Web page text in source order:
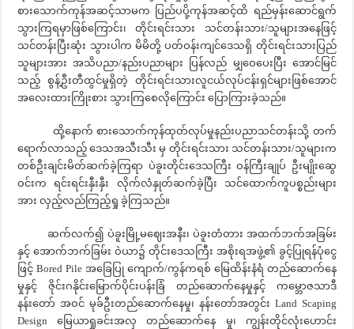
စားသောက်ကုန်အဆင့်သာမက ပြည်ပပို့ကုန်အဆင့်ထိ ရည်မှန်းဆောင်ရွက်
သွားကြရမှာဖြစ်ကြောင်း၊ တိုင်းရင်းသား သင်တန်းသား/သူများအနေဖြင့်
သင်တန်းပြီးဆုံး သွားပါက မိမိတို့ ပတ်ဝန်းကျင်ဒေသရှိ တိုင်းရင်းသားပြည်
သူများအား အသိပညာ/နည်းပညာများ ပြန်လည် မျှဝေပေးပြီး အောင်မြင်
သည့် စွန့်ဦးတီထွင်မှုရှိတဲ့ တိုင်းရင်းသားလူငယ်လုပ်ငန်းရှင်များဖြစ်အောင်
အလေးထားကြိုးစား သွားကြစေလိုကြောင်း ပြောကြားခဲ့သည်။
ထို့နောက် စားသောက်ကုန်ထုတ်လုပ်မှုနည်းပညာသင်တန်းသို့ တက်
ရောက်လာသည့် ဒေသအသီးသီး မှ တိုင်းရင်းသား သင်တန်းသား/သူများက
တစ်ဦးချင်းမိတ်ဆက်ခဲ့ကြရာ ပဲခူးတိုင်းဒေသကြီး ဝန်ကြီးချုပ် ဦးမျိုးဆွေ
ဝင်းက ရင်းရင်းနှီးနှီး လိုက်လံနှုတ်ဆက်ခဲ့ပြီး သင်ထောက်ကူပစ္စည်းများ
အား လှည့်လည်ကြည့်ရှု ခဲ့ကြသည်။
ဆက်လက်၍ ပဲခူးမြို့မဈေးအနီး၊ ပဲခူးတံတား အထက်ဘက်အခြမ်း
နှင့် အောက်ဘက်ခြမ်း ဝဲယာ၌ တိုင်းဒေသကြီး အစိုးရအဖွဲ့၏ ခွင့်ပြုရန်ပုံငွေ
ဖြင့် Bored Pile အခြေပြု ကျောက်/ကွန်ကရစ် မြေထိန်းနံရံ တည်ဆောက်နေ
မှုနှင့် ဇိုင်းဂနိုင်းမြောက်ပိုင်းပန်းခြံ တည်ဆောက်နေမှုနှင့် ကမ္ဘောဇသာဒီ
နန်းတော် အဝင် မုခ်ဦးတည်ဆောက်နေမှု၊ နန်းတော်အတွင်း Land Scaping
Design မြေယာရှုခင်းအလှ တည်ဆောက်နေ မှု၊ ကျွန်းတိုင်လုံးဟောင်း